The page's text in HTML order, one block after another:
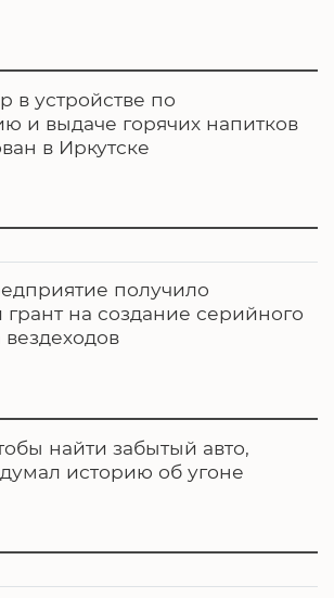
в устройстве по
и выдаче горячих напитков
в Иркутске
получило
на создание серийного
вездеходов
найти забытый авто,
историю об угоне